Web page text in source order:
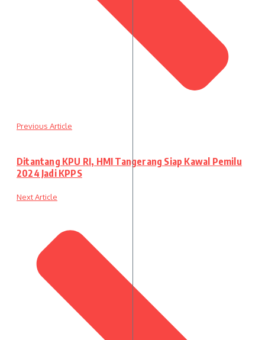
Previous Article
Ditantang KPU RI, HMI Tangerang Siap Kawal Pemilu
2024 Jadi KPPS
Next Article